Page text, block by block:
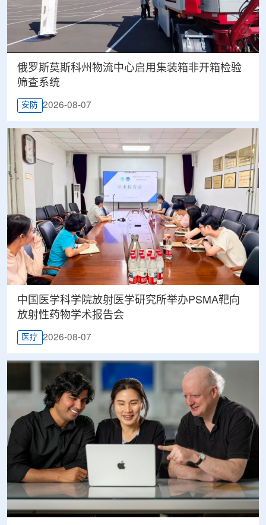
俄罗斯莫斯科州物流中心启用集装箱非开箱检验
筛查系统
安防 2026-08-07
中国医学科学院放射医学研究所举办PSMA靶向
放射性药物学术报告会
医疗 2026-08-07